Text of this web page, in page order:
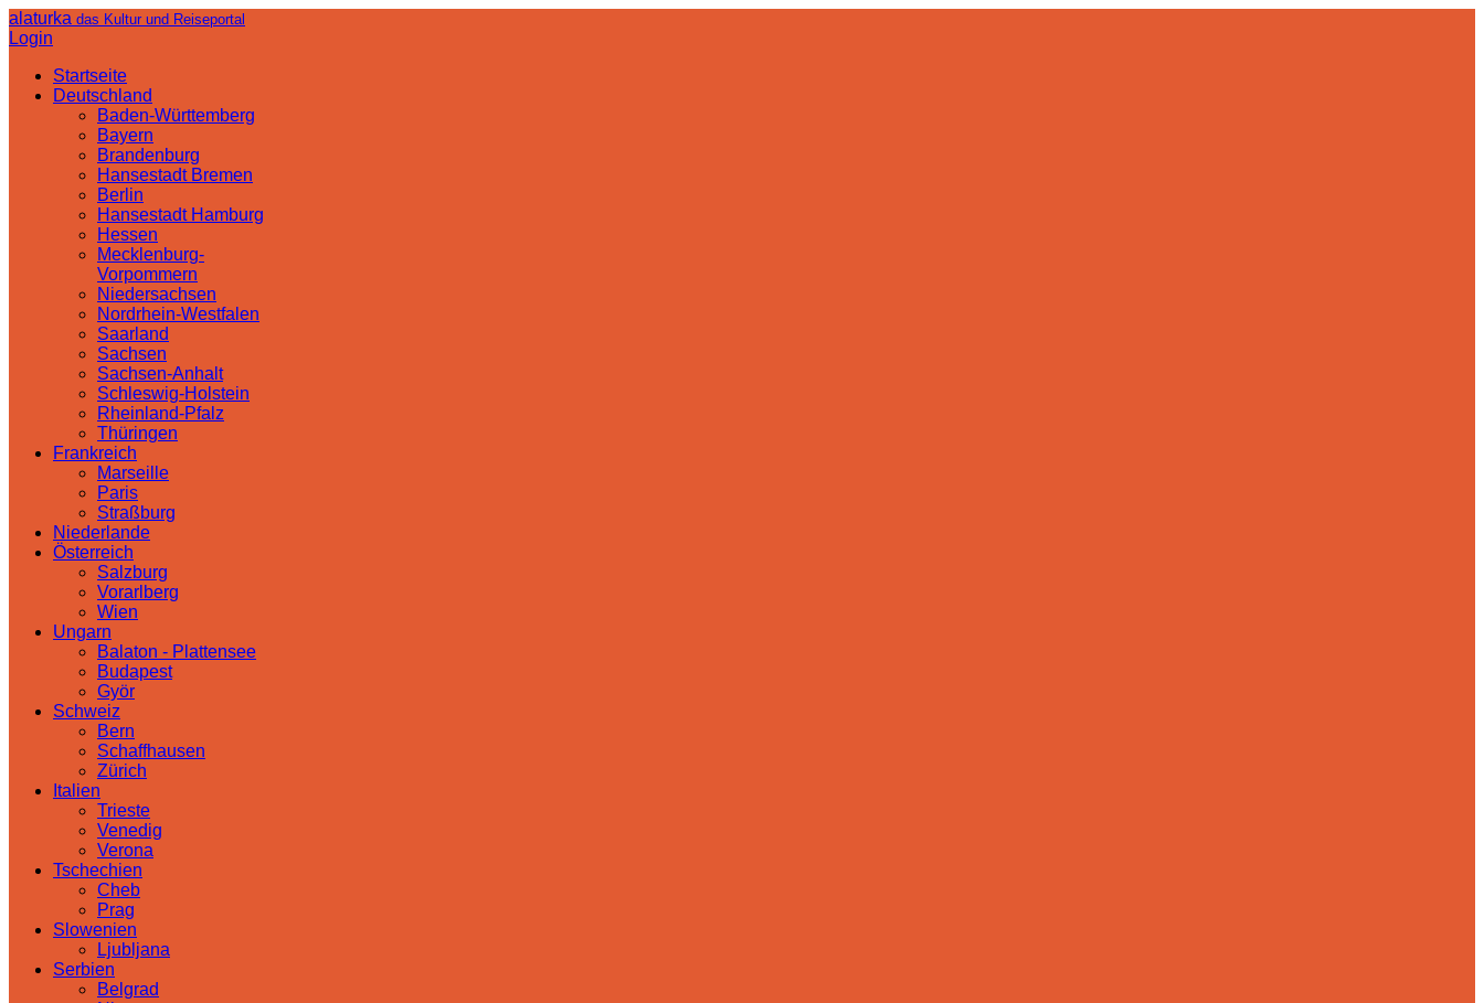
alaturka das Kultur und Reiseportal
Login
Startseite
Deutschland
Baden-Württemberg
Bayern
Brandenburg
Hansestadt Bremen
Berlin
Hansestadt Hamburg
Hessen
Mecklenburg-
Vorpommern
Niedersachsen
Nordrhein-Westfalen
Saarland
Sachsen
Sachsen-Anhalt
Schleswig-Holstein
Rheinland-Pfalz
Thüringen
Frankreich
Marseille
Paris
Straßburg
Niederlande
Österreich
Salzburg
Vorarlberg
Wien
Ungarn
Balaton - Plattensee
Budapest
Györ
Schweiz
Bern
Schaffhausen
Zürich
Italien
Trieste
Venedig
Verona
Tschechien
Cheb
Prag
Slowenien
Ljubljana
Serbien
Belgrad